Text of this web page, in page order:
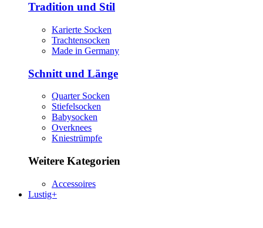
Tradition und Stil
Karierte Socken
Trachtensocken
Made in Germany
Schnitt und Länge
Quarter Socken
Stiefelsocken
Babysocken
Overknees
Kniestrümpfe
Weitere Kategorien
Accessoires
Lustig+